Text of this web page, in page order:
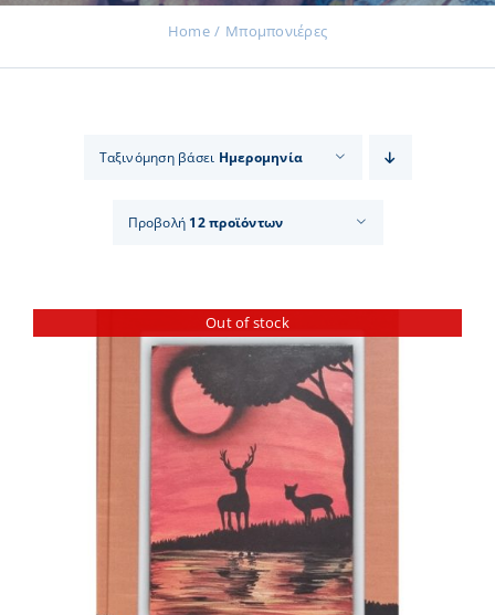
Home Μπομπονιέρες
Ταξινόμηση βάσει Ημερομηνία
Προβολή 12 προϊόντων
Out of stock